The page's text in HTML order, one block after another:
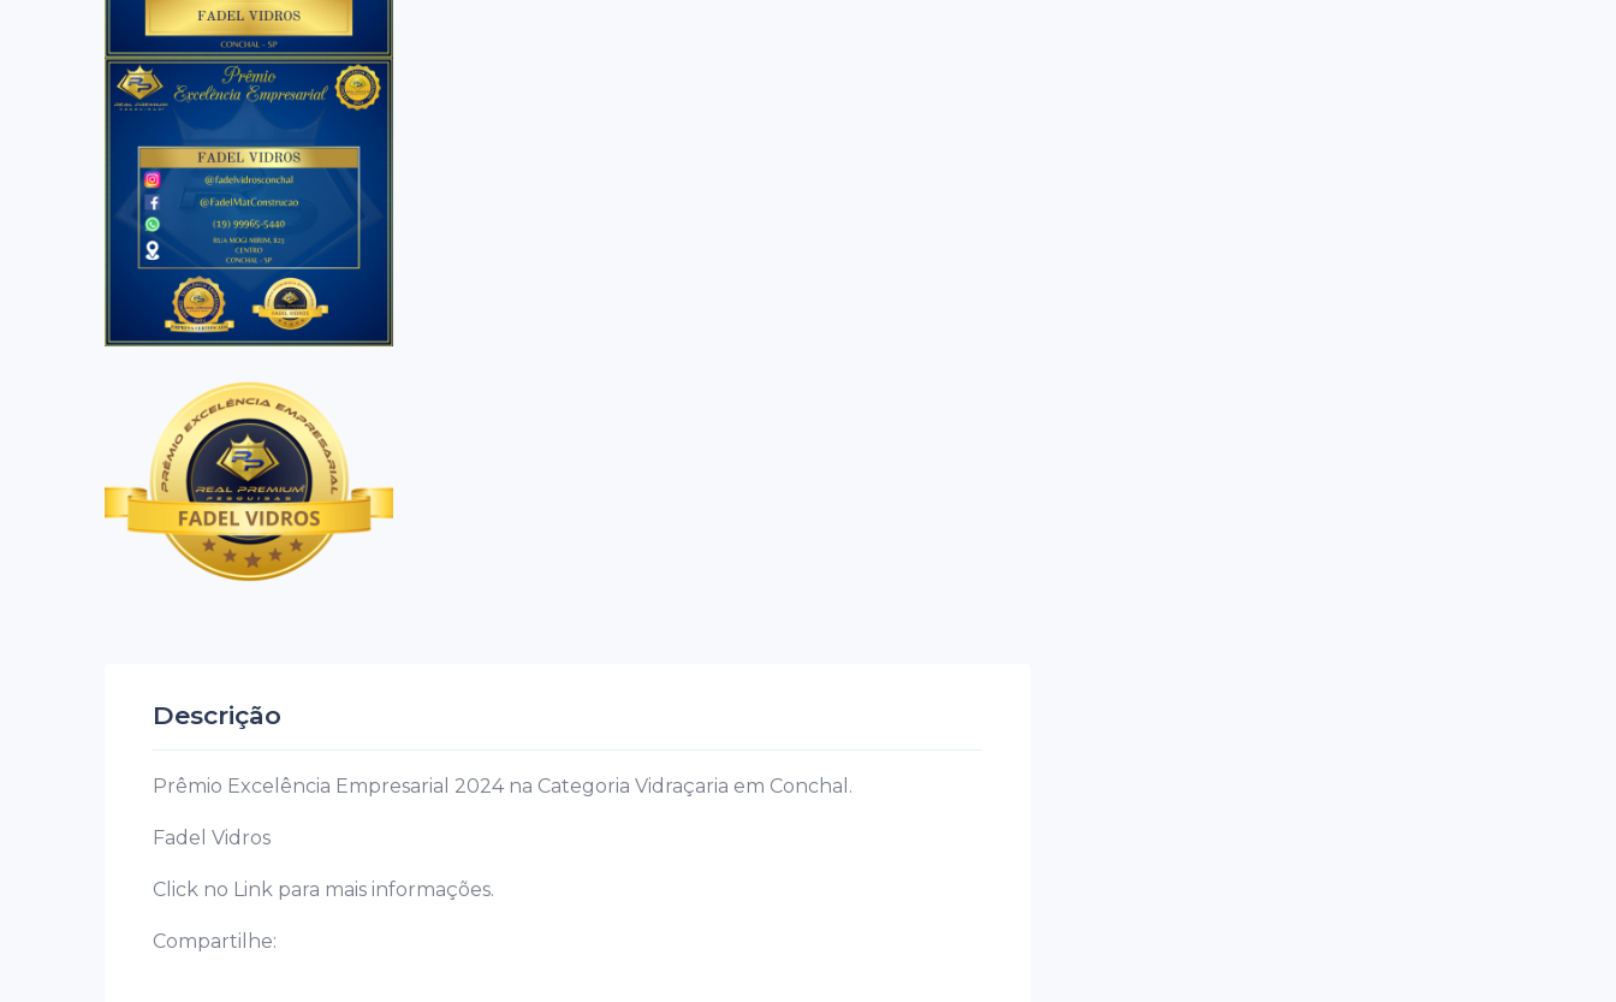
Descrição
Prêmio Excelência Empresarial 2024 na Categoria Vidraçaria em Conchal.
Fadel Vidros
Click no Link para mais informações.
Compartilhe: